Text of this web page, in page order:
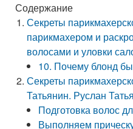
Содержание
Секреты
парикмахером и
волосами и уловки
10. Почему блонд
Секреты
Татьянин. Руслан
Подготовка волос
Выполняем